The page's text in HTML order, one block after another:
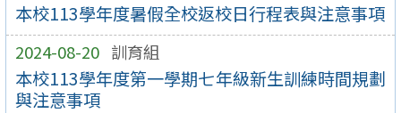
本校113學年度暑假全校返校日行程表與注意事項
2024-08-20 訓育組
本校113學年度第一學期七年級新生訓練時間規劃
與注意事項